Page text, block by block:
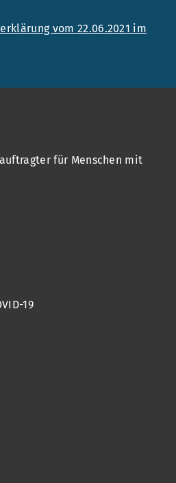
vom 22.06.2021 im
für Menschen mit
19